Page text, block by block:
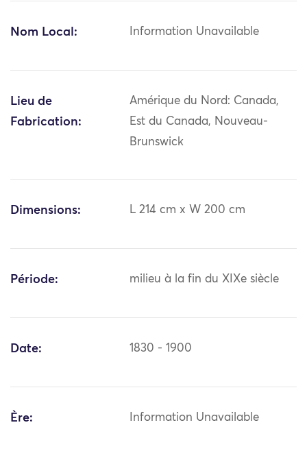
Nom Local: Information Unavailable
Lieu de
Fabrication:
Amérique du Nord: Canada,
Est du Canada, Nouveau-
Brunswick
Dimensions: L 214 cm x W 200 cm
Période: milieu à la fin du XIXe siècle
Date: 1830 - 1900
Ère: Information Unavailable